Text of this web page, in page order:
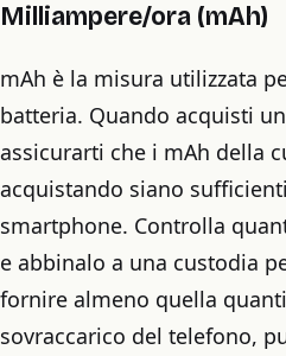
Milliampere/ora (mAh)
mAh è la misura utilizzata
batteria. Quando acquisti
assicurarti che i mAh della
acquistando siano
smartphone. Controlla
e abbinalo a una custodia
fornire almeno quella
sovraccarico del telefono,